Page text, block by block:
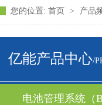
您的位置: 首页 > 产品
亿能产品中心/